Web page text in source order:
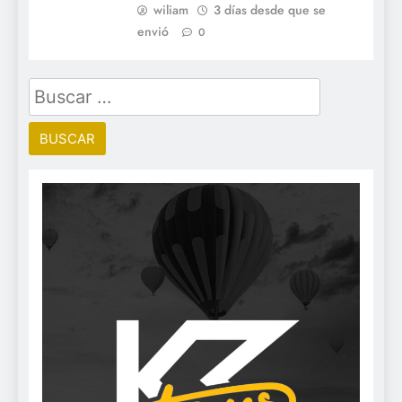
wiliam
3 días desde que se
envió
0
Buscar: